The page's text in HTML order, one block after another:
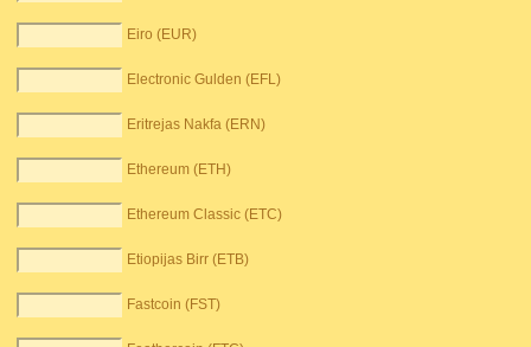
Eiro (EUR)
Electronic Gulden (EFL)
Eritrejas Nakfa (ERN)
Ethereum (ETH)
Ethereum Classic (ETC)
Etiopijas Birr (ETB)
Fastcoin (FST)